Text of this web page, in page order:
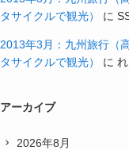
タサイクルで観光）
に
2013年3月：九州旅行（
タサイクルで観光）
に
アーカイブ
2026年8月